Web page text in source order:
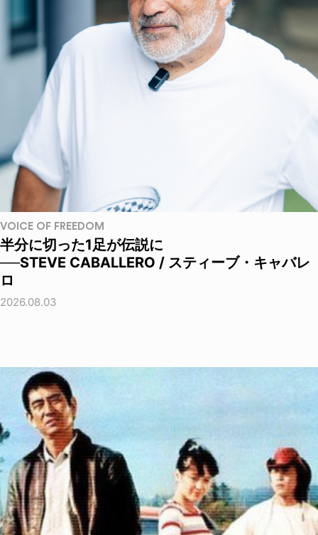
VOICE OF FREEDOM
半分に切った1足が伝説に
──STEVE CABALLERO / スティーブ・キャバレ
ロ
2026.08.03